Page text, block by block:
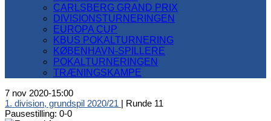
CARLSBERG GRAND PRIX
DIVISIONSTURNERINGEN
EUROPA CUP
KBUS POKALTURNERING
KØBENHAVN-SPILLERE
POKALTURNERINGEN
TRÆNINGSKAMPE
7 nov 2020-15:00
1. division, grundspil 2020/21 | Runde 11
Pausestilling: 0-0